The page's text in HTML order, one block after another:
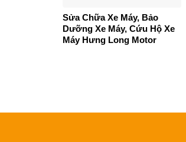
Sửa Chữa Xe Máy, Bảo
Dưỡng Xe Máy, Cứu Hộ Xe
Máy Hưng Long Motor